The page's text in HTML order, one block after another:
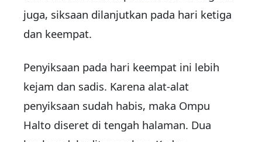
juga, siksaan dilanjutkan pada hari ketiga
dan keempat.
Penyiksaan pada hari keempat ini lebih
kejam dan sadis. Karena alat-alat
penyiksaan sudah habis, maka Ompu
Halto diseret di tengah halaman. Dua